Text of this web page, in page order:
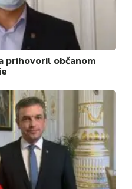
prihovoril občanom